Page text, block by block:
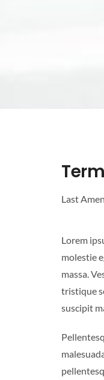
Last
Lorem
molestie
massa.
tristique
suscipit